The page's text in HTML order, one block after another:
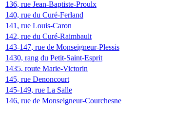
136, rue Jean-Baptiste-Proulx
140, rue du Curé-Ferland
141, rue Louis-Caron
142, rue du Curé-Raimbault
143-147, rue de Monseigneur-Plessis
1430, rang du Petit-Saint-Esprit
1435, route Marie-Victorin
145, rue Denoncourt
145-149, rue La Salle
146, rue de Monseigneur-Courchesne